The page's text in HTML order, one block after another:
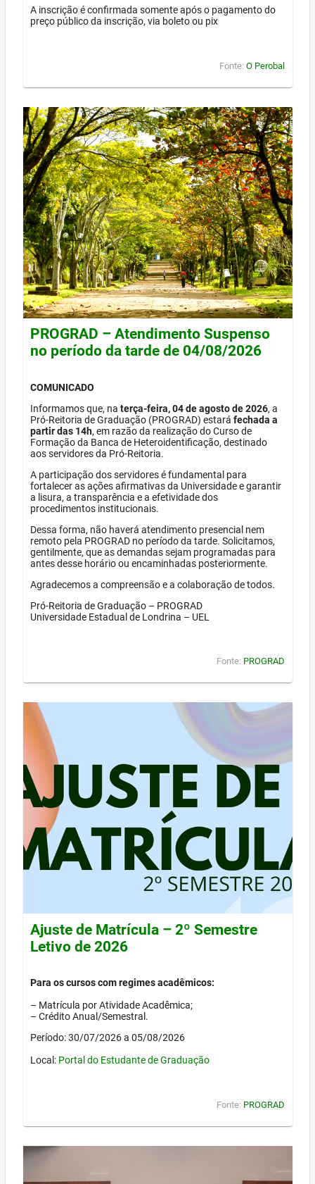
A inscrição é confirmada somente após o pagamento do
preço público da inscrição, via boleto ou pix
Fonte: O Perobal
PROGRAD – Atendimento Suspenso
no período da tarde de 04/08/2026
COMUNICADO
Informamos que, na terça-feira, 04 de agosto de 2026, a
Pró-Reitoria de Graduação (PROGRAD) estará fechada a
partir das 14h, em razão da realização do Curso de
Formação da Banca de Heteroidentificação, destinado
aos servidores da Pró-Reitoria.
A participação dos servidores é fundamental para
fortalecer as ações afirmativas da Universidade e garantir
a lisura, a transparência e a efetividade dos
procedimentos institucionais.
Dessa forma, não haverá atendimento presencial nem
remoto pela PROGRAD no período da tarde. Solicitamos,
gentilmente, que as demandas sejam programadas para
antes desse horário ou encaminhadas posteriormente.
Agradecemos a compreensão e a colaboração de todos.
Pró-Reitoria de Graduação – PROGRAD
Universidade Estadual de Londrina – UEL
Fonte: PROGRAD
Ajuste de Matrícula – 2º Semestre
Letivo de 2026
Para os cursos com regimes acadêmicos:
– Matrícula por Atividade Acadêmica;
– Crédito Anual/Semestral.
Período: 30/07/2026 a 05/08/2026
Local: Portal do Estudante de Graduação
Fonte: PROGRAD